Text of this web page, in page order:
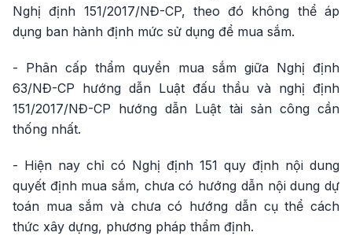
Nghị định 151/2017/NĐ-CP, theo đó không thể áp
dụng ban hành định mức sử dụng để mua sắm.
- Phân cấp thẩm quyền mua sắm giữa Nghị định
63/NĐ-CP hướng dẫn Luật đấu thầu và nghị định
151/2017/NĐ-CP hướng dẫn Luật tài sản công cần
thống nhất.
- Hiện nay chỉ có Nghị định 151 quy định nội dung
quyết định mua sắm, chưa có hướng dẫn nội dung dự
toán mua sắm và chưa có hướng dẫn cụ thể cách
thức xây dựng, phương pháp thẩm định.